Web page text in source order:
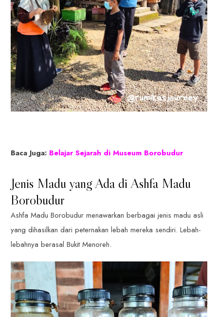
Baca Juga: Belajar Sejarah di Museum Borobudur
Jenis Madu yang Ada di Ashfa Madu
Borobudur
Ashfa Madu Borobudur menawarkan berbagai jenis madu asli
yang dihasilkan dari peternakan lebah mereka sendiri. Lebah-
lebahnya berasal Bukit Menoreh.